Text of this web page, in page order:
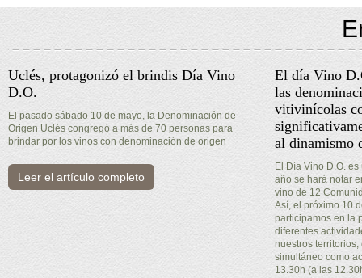
Uclés, protagonizó el brindis Día Vino
D.O.
El pasado sábado 10 de mayo, la Denominación de
Origen Uclés congregó a más de 70 personas para
brindar por los vinos con denominación de origen
Leer el artículo completo
El día Vino
las
vitivinícolas
al dinamismo
El Día Vino D.O.
año se hará notar
vino de 12
Así, el próximo 10
participamos en la
diferentes
nuestros
simultáneo como
13.30h (a las